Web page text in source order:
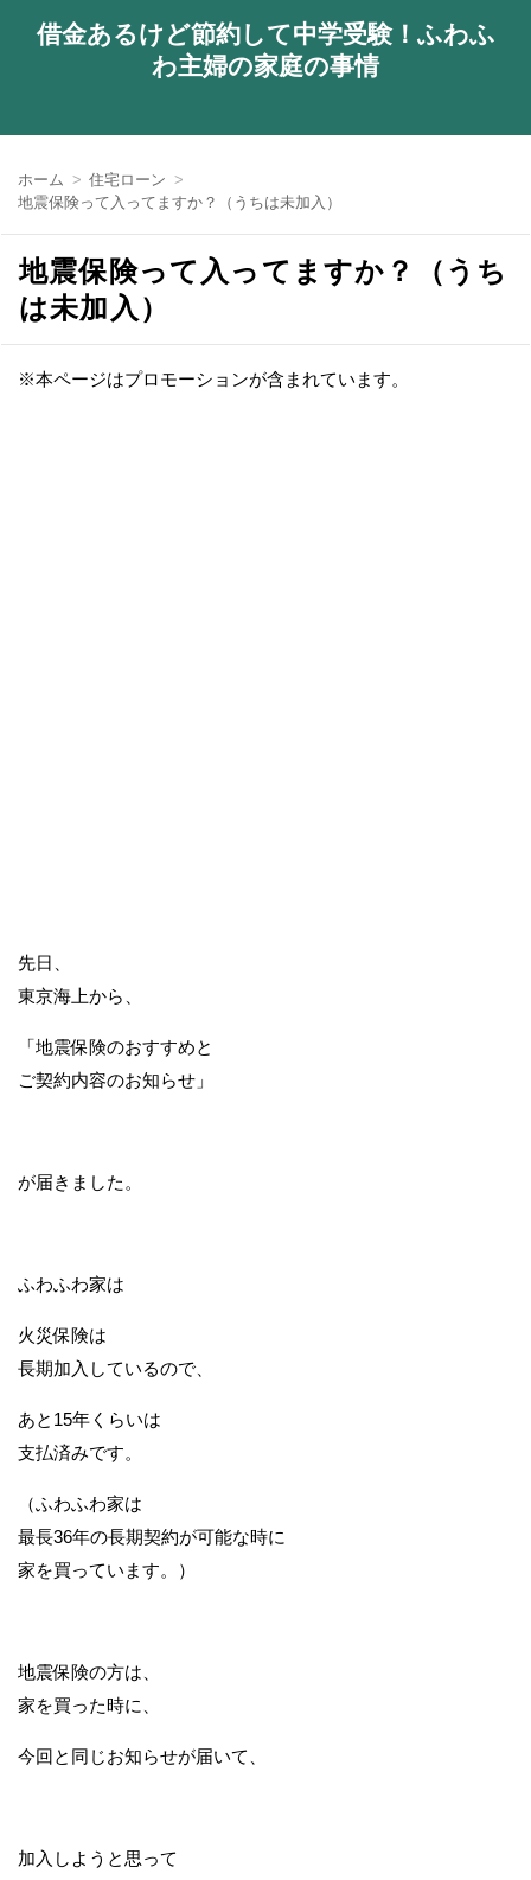
借金あるけど節約して中学受験！ふわふ
わ主婦の家庭の事情
ホーム
住宅ローン
地震保険って入ってますか？（うちは未加入）
地震保険って入ってますか？（うち
は未加入）
※本ページはプロモーションが含まれています。
先日、
東京海上から、
「地震保険のおすすめと
ご契約内容のお知らせ」
が届きました。
ふわふわ家は
火災保険は
長期加入しているので、
あと15年くらいは
支払済みです。
（ふわふわ家は
最長36年の長期契約が可能な時に
家を買っています。）
地震保険の方は、
家を買った時に、
今回と同じお知らせが届いて、
加入しようと思って